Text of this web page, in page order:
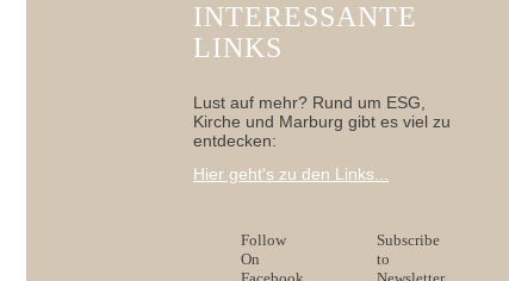
INTERESSANTE
LINKS
Lust auf mehr? Rund um ESG,
Kirche und Marburg gibt es viel zu
entdecken:
Hier geht's zu den Links...
Follow
On
Subscribe
to